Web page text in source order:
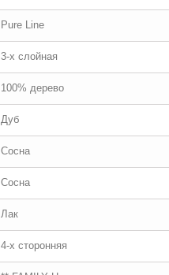
Pure Line
3-х слойная
100% дерево
Дуб
Сосна
Сосна
Лак
4-х сторонняя